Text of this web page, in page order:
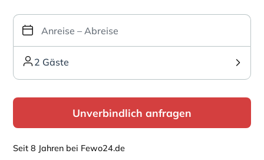
2 Gäste
Unverbindlich anfragen
Seit 8 Jahren bei Fewo24.de